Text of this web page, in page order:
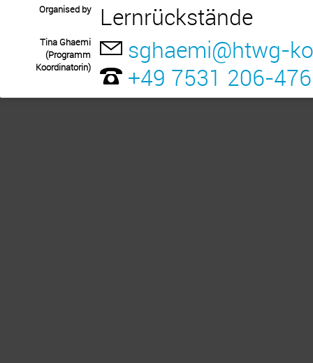
Organised by Lernrückstände
Tina Ghaemi
(Programm
Koordinatorin)
sghaemi@htwg-
+49 7531 206-476